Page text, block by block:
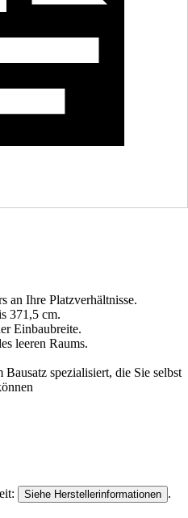
an Ihre Platzverhältnisse.
371,5 cm.
Einbaubreite.
leeren Raums.
spezialisiert, die Sie selbst
Siehe Herstellerinformationen .